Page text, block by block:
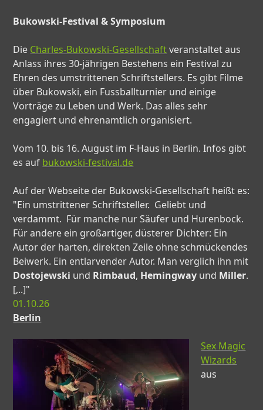
Bukowski-Festival & Symposium
Die Charles-Bukowski-Gesellschaftveranstaltet aus
Anlass ihres 30-jährigen Bestehens ein Festival zu
Ehren des umstrittenen Schriftstellers. Es gibt Filme
über Bukowski, ein Fussballturnier und einige
Vorträge zu Leben und Werk. Das alles sehr
engagiert und ehrenamtlich organisiert.
Vom 10. bis 16. August im F-Haus in Berlin. Infos gibt
es auf bukowski-festival.de
Auf der Webseite der Bukowski-Gesellschaft heißt es:
"Ein umstrittener Schriftsteller. Geliebt und
verdammt. Für manche nur Säufer und Hurenbock.
Für andere ein großartiger, düsterer Dichter: Ein
Autor der harten, direkten Zeile ohne schmückendes
Beiwerk. Ein entlarvender Autor. Man verglich ihn mit
Dostojewski und Rimbaud, Hemingway und Miller.
[,..]"
01.10.26
Berlin
Sex Magic
Wizards
aus